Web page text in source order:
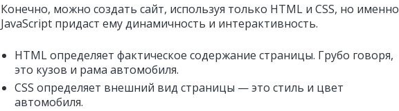
Конечно, можно создать сайт, используя только HTML и CSS, но именно
JavaScript придаст ему динамичность и интерактивность.
HTML определяет фактическое содержание страницы. Грубо говоря,
это кузов и рама автомобиля.
CSS определяет внешний вид страницы — это стиль и цвет
автомобиля.